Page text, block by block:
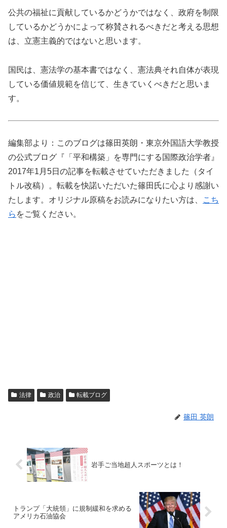
公共の福祉に貢献しているかどうかではなく、政府を制限
しているかどうかによって称賛されるべきだと考える思想
は、立憲主義的ではないと思います。
国民は、憲法学の基本書ではなく、憲法典それ自体が表現
している価値規範を信じて、生きていくべきだと思いま
す。
編集部より：このブログは篠田英朗・東京外国語大学教授
の公式ブログ『「平和構築」を専門にする国際政治学者』
2017年1月5日の記事を転載させていただきました（タイ
トル改稿）。転載を快諾いただいた篠田氏に心より感謝い
たします。オリジナル原稿をお読みになりたい方は、
こち
ら をご覧ください。
法律 政治 転載ブログ
篠田 英朗
岩手ご当地超人スポーツとは！
トランプ「大統領」に規制緩和を求める
アメリカ石油協会